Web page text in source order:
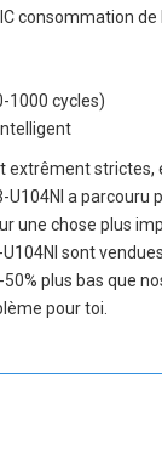
consommation de
1000 cycles)
extrêment strictes,
a parcouru
une chose plus
sont vendues
plus bas que
pour toi.